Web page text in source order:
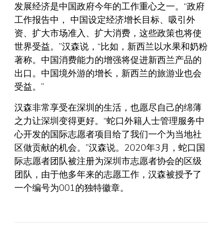
发展经济是中国政府今年的工作重心之一。“政府
工作报告中， 中国设定经济增长目标、吸引外
资、扩大市场准入、扩大消费，这些政策也将使
世界受益。”汉森说，“比如，新西兰以水果和奶粉
著称。中国消费能力的增强将促进新西兰产品的
出口。中国境外游的增长，新西兰的旅游业也会
受益。”
汉森非常享受在深圳的生活，也愿尽自己的绵薄
之力让深圳变得更好。“蛇口外籍人士管理服务中
心开发的国际志愿者项目给了我们一个为当地社
区做贡献的机会。”汉森说。2020年3月，蛇口国
际志愿者团队被注册为深圳市志愿者协会的区级
团队，由于他多年来的志愿工作，汉森被授予了
一个编号为001的独特徽章。